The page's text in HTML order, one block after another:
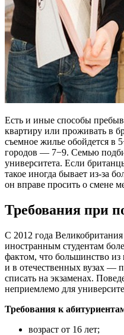
Есть и иные способы
квартиру или проживать в
съемное жилье обойдется в
городов — 7−9. Семью
университета. Если
такое иногда бывает из-за
он вправе просить о смене
Требования при
С 2012 года Великобритания
иностранным студентам
фактом, что большинство из
и в отечественных вузах —
списать на экзаменах.
неприемлемо для
Требования к
возраст от 16 лет;